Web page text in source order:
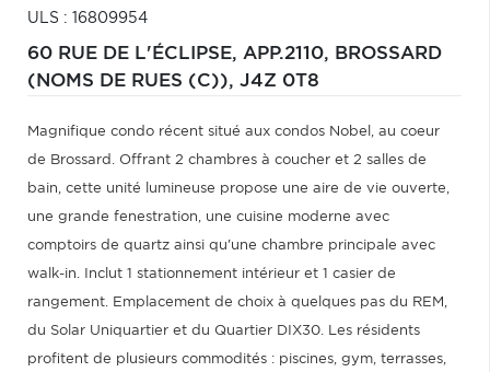
ULS : 16809954
60 RUE DE L'ÉCLIPSE, APP.2110, BROSSARD
(NOMS DE RUES (C)), J4Z 0T8
Magnifique condo récent situé aux condos Nobel, au coeur
de Brossard. Offrant 2 chambres à coucher et 2 salles de
bain, cette unité lumineuse propose une aire de vie ouverte,
une grande fenestration, une cuisine moderne avec
comptoirs de quartz ainsi qu'une chambre principale avec
walk-in. Inclut 1 stationnement intérieur et 1 casier de
rangement. Emplacement de choix à quelques pas du REM,
du Solar Uniquartier et du Quartier DIX30. Les résidents
profitent de plusieurs commodités : piscines, gym, terrasses,